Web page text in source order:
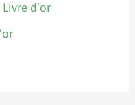
Livre d’or